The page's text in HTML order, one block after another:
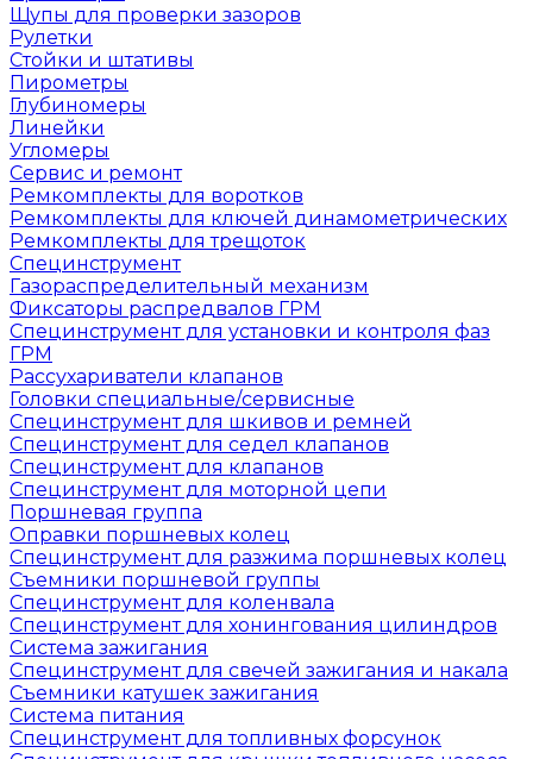
Щупы для проверки зазоров
Рулетки
Стойки и штативы
Пирометры
Глубиномеры
Линейки
Угломеры
Сервис и ремонт
Ремкомплекты для воротков
Ремкомплекты для ключей динамометрических
Ремкомплекты для трещоток
Специнструмент
Газораспределительный механизм
Фиксаторы распредвалов ГРМ
Специнструмент для установки и контроля фаз
ГРМ
Рассухариватели клапанов
Головки специальные/сервисные
Специнструмент для шкивов и ремней
Специнструмент для седел клапанов
Специнструмент для клапанов
Специнструмент для моторной цепи
Поршневая группа
Оправки поршневых колец
Специнструмент для разжима поршневых колец
Съемники поршневой группы
Специнструмент для коленвала
Специнструмент для хонингования цилиндров
Система зажигания
Специнструмент для свечей зажигания и накала
Съемники катушек зажигания
Система питания
Специнструмент для топливных форсунок